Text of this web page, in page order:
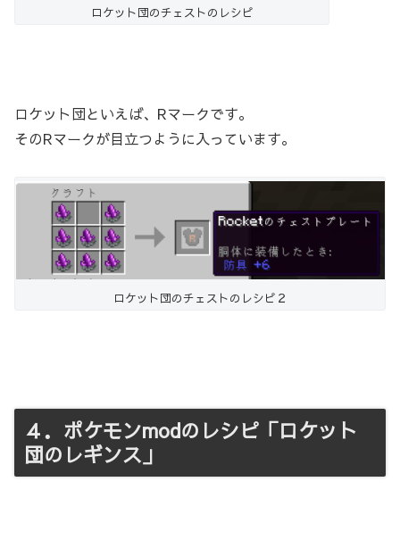
ロケット団のチェストのレシピ
ロケット団といえば、Rマークです。
そのRマークが目立つように入っています。
ロケット団のチェストのレシピ２
４．ポケモンmodのレシピ「ロケット
団のレギンス」